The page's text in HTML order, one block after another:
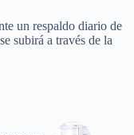
un respaldo diario de
subirá a través de la